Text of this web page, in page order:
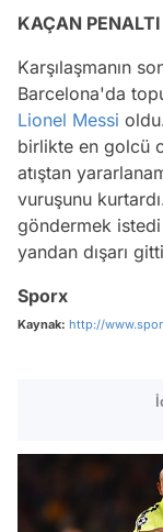
KAÇAN
Karşılaşmanın
Barcelona'da
Lionel Messi
birlikte en golcü
atıştan
vuruşunu
göndermek
yandan dışarı
Sporx
Kaynak: http://